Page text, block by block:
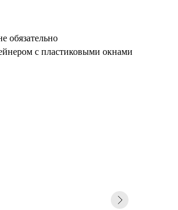
обязательно
с пластиковыми окнами